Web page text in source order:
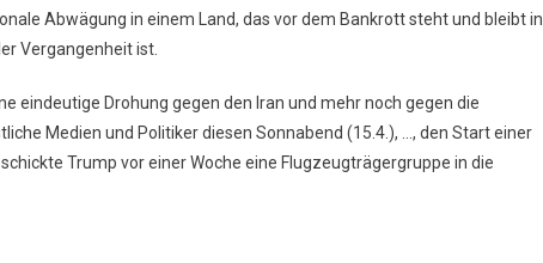
Abwägung in einem Land, das vor dem Bankrott steht und bleibt in
Vergangenheit ist.
eindeutige Drohung gegen den Iran und mehr noch gegen die
Medien und Politiker diesen Sonnabend (15.4.), …, den Start einer
Trump vor einer Woche eine Flugzeugträgergruppe in die